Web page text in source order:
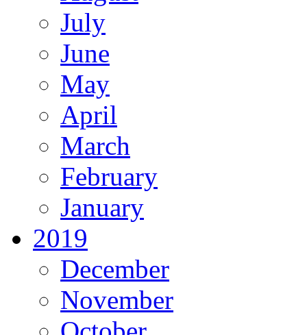
July
June
May
April
March
February
January
2019
December
November